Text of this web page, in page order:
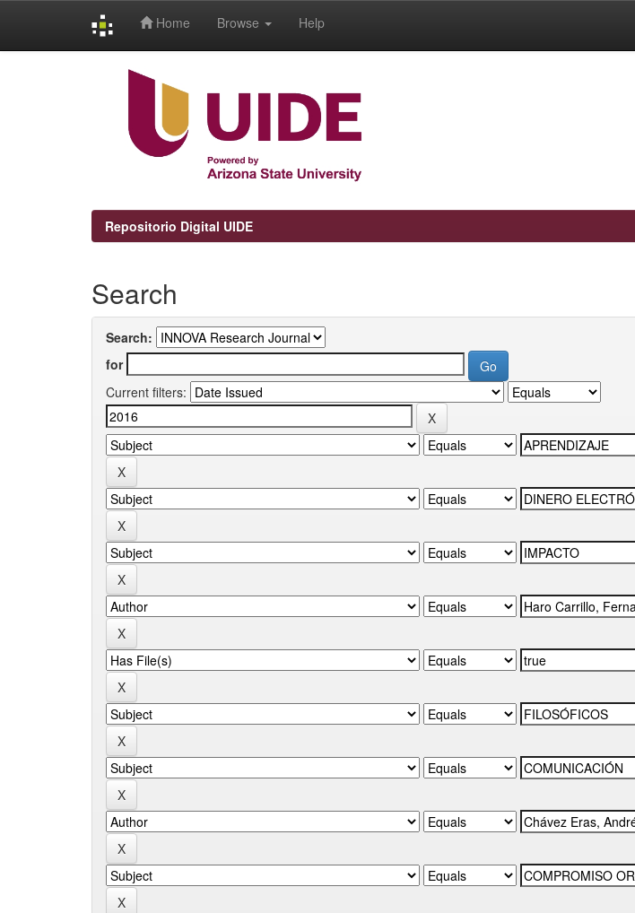
Home Browse Help
Repositorio Digital UIDE
Search
Search:
for
Current filters: